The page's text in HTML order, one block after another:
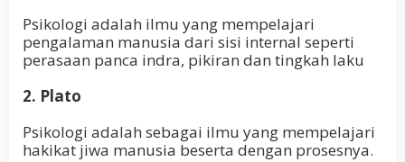
Psikologi adalah ilmu yang mempelajari
pengalaman manusia dari sisi internal seperti
perasaan panca indra, pikiran dan tingkah laku
2. Plato
Psikologi adalah sebagai ilmu yang mempelajari
hakikat jiwa manusia beserta dengan prosesnya.